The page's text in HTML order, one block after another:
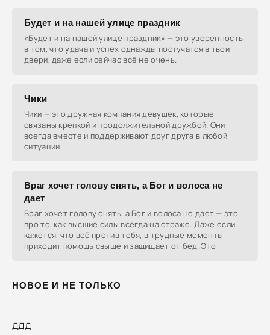
НОВОЕ И НЕ ТОЛЬКО
ДДД
Будет и на нашей улице праздник
«Будет и на нашей улице праздник» — это уверенность
в том, что удача и успех однажды постучатся в твои
двери, даже если сейчас всё не очень.
Чики
Чики — это дружная компания девушек, которые
связаны крепкой и продолжительной дружбой. Они
всегда вместе и поддерживают друг друга в любой
ситуации.
Враг хочет голову снять, а Бог и волоса не
дает
Враг хочет голову снять, а Бог и волоса не дает — это
про то, как высшие силы всегда на страже. Даже если
кажется, что всё против тебя, в трудные моменты
приходит помощь свыше и защищает от бед. Это